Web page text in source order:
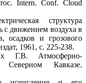
Intern. Conf. Cloud
структура
с движением воздуха в
осадков и грозового
1961, с. 225-238.
Г.В. Атмосферно-
Северном Кавказе.